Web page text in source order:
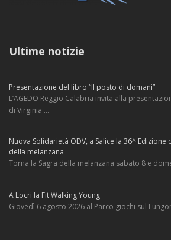
Ultime notizie
Presentazione del libro “Il posto di domani”
L’AGEDO Reggio Calabria invita alla
di Virginia …
Nuova Solidarietà ODV, a Salice la 36^ Edizione
della melanzana
Torna la Sagra della melanzana sabato 8 e
A Locri la Fit Walking Young
Giovedì 6 agosto 2026 al Parco giochi sul